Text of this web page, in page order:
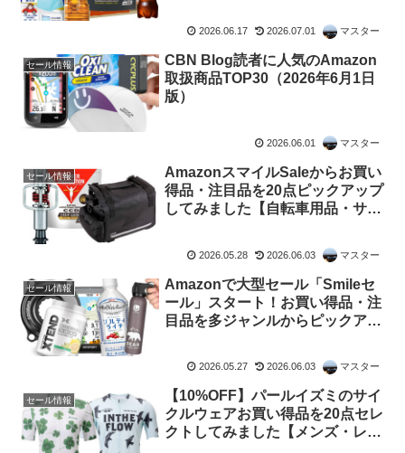
2026.06.17 2026.07.01 マスター
セール情報
CBN Blog読者に人気のAmazon
取扱商品TOP30（2026年6月1日
版）
2026.06.01 マスター
セール情報
AmazonスマイルSaleからお買い
得品・注目品を20点ピックアップ
してみました【自転車用品・サプ
2026.05.28 2026.06.03 マスター
セール情報
Amazonで大型セール「Smileセ
ール」スタート！お買い得品・注
目品を多ジャンルからピックアッ
2026.05.27 2026.06.03 マスター
セール情報
【10%OFF】パールイズミのサイ
クルウェアお買い得品を20点セレ
クトしてみました【メンズ・レデ